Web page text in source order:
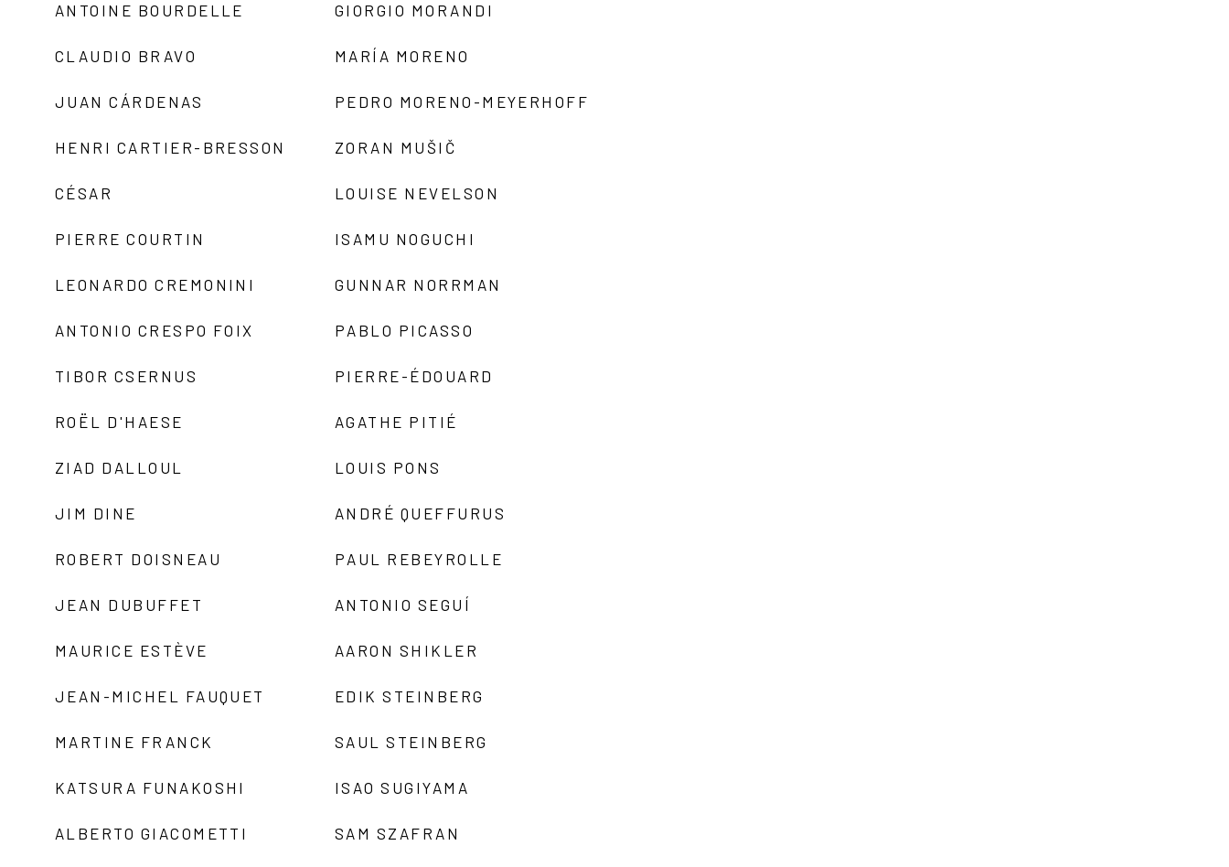
ANTOINE BOURDELLE
CLAUDIO BRAVO
JUAN CÁRDENAS
HENRI CARTIER-BRESSON
CÉSAR
PIERRE COURTIN
LEONARDO CREMONINI
ANTONIO CRESPO FOIX
TIBOR CSERNUS
ROËL D'HAESE
ZIAD DALLOUL
JIM DINE
ROBERT DOISNEAU
JEAN DUBUFFET
MAURICE ESTÈVE
JEAN-MICHEL FAUQUET
MARTINE FRANCK
KATSURA FUNAKOSHI
ALBERTO GIACOMETTI
GIORGIO MORANDI
MARÍA MORENO
PEDRO MORENO-MEYERHOFF
ZORAN MUŠIČ
LOUISE NEVELSON
ISAMU NOGUCHI
GUNNAR NORRMAN
PABLO PICASSO
PIERRE-ÉDOUARD
AGATHE PITIÉ
LOUIS PONS
ANDRÉ QUEFFURUS
PAUL REBEYROLLE
ANTONIO SEGUÍ
AARON SHIKLER
EDIK STEINBERG
SAUL STEINBERG
ISAO SUGIYAMA
SAM SZAFRAN